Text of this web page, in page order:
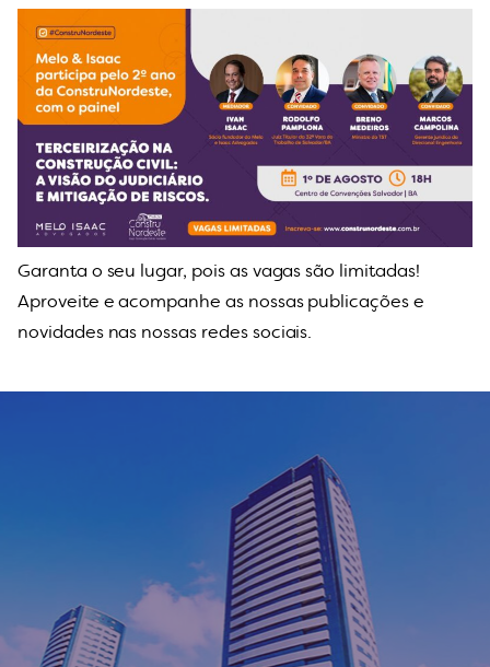
Garanta o seu lugar, pois as vagas são limitadas!
Aproveite e acompanhe as nossas publicações e
novidades nas nossas redes sociais.